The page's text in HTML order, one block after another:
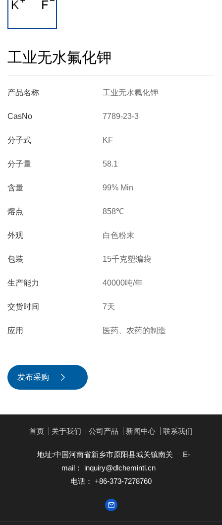
工业无水氟化钾
产品名称
CasNo
分子式
分子量
含量
熔点
外观
包装
生产能力
交货时间
应用
工业无水氟化钾
7789-23-3
KF
58.1
99% Min
858℃
白色粉末
15千克塑编袋
40000吨/年
7天
医药、农药的制造
发布采购 
首页 关于我们 公司产品 新闻中心 联系我们
地址:中国河南省新乡市原阳县城关镇南关
E-
mail：
inquiry@dlchemintl.cn
电话： +86-373-7278760